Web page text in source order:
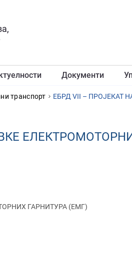
Документи
транспорт ЕБРД VII – ПРОЈЕКАТ
ГАРНИТУРА (ЕМГ)